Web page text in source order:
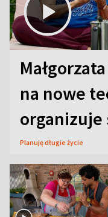
na nowe
organizuje
Planuję długie życie